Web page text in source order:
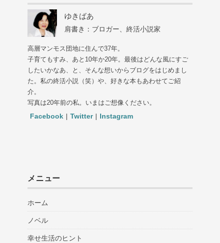
ゆきばあ
肩書き：ブロガー、終活小説家
高層マンモス団地に住んで37年。
子育てもすみ、あと10年か20年。最後はどんな風にすご
したいかなあ、と、そんな想いからブログをはじめまし
た。私の終活小説（笑）や、好きな本もあわせてご紹
介。
写真は20年前の私。いまはご想像ください。
Facebook | Twitter | Instagram
メニュー
ホーム
ノベル
幸せ生活のヒント